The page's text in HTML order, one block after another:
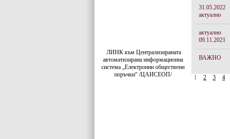
ЛИНК към Централизираната
автоматизирана информационна
система „Електронни обществени
поръчки“ /ЦАИСЕОП/
31.05.2022
актуално
актуално
09.11.2021
ВАЖНО
1 2 3 4